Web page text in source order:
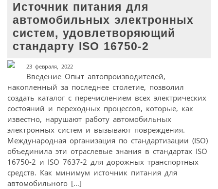
Источник питания для
автомобильных электронных
систем, удовлетворяющий
стандарту ISO 16750-2
23 февраля, 2022
Введение Опыт автопроизводителей,
накопленный за последнее столетие, позволил
создать каталог с перечислением всех электрических
состояний и переходных процессов, которые, как
известно, нарушают работу автомобильных
электронных систем и вызывают повреждения.
Международная организация по стандартизации (ISO)
объединила эти отраслевые знания в стандартах ISO
16750-2 и ISO 7637-2 для дорожных транспортных
средств. Как минимум источник питания для
автомобильного […]